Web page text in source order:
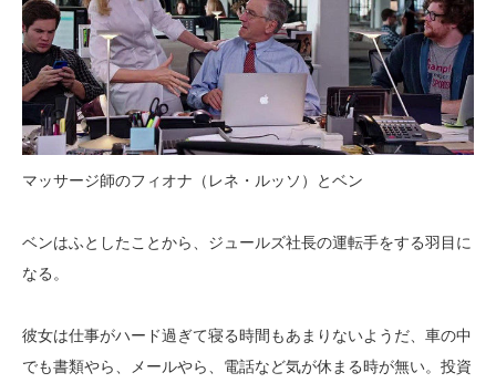
マッサージ師のフィオナ（レネ・ルッソ）とベン
ベンはふとしたことから、ジュールズ社長の運転手をする羽目に
なる。
彼女は仕事がハード過ぎて寝る時間もあまりないようだ、車の中
でも書類やら、メールやら、電話など気が休まる時が無い。投資